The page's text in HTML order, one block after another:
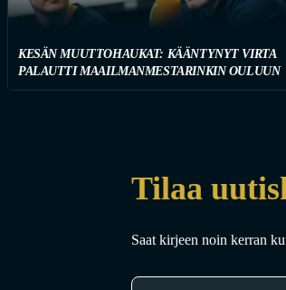
KESÄN MUUTTOHAUKAT: KÄÄNTYNYT VIRTA
PALAUTTI MAAILMANMESTARINKIN OULUUN
Tilaa
Saat kirjeen noin kerran